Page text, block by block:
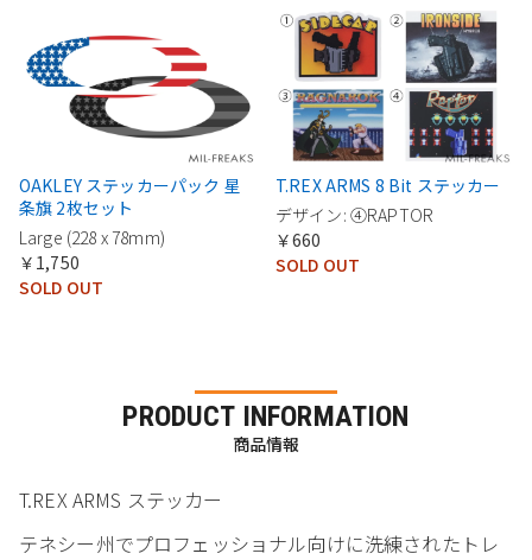
OAKLEY ステッカーパック 星
条旗 2枚セット
Large (228 x 78mm)
￥1,750
SOLD OUT
T.REX ARMS 8 Bit ステッカー
デザイン: ④RAPTOR
￥660
SOLD OUT
PRODUCT INFORMATION
商品情報
T.REX ARMS ステッカー
テネシー州でプロフェッショナル向けに洗練されたトレ